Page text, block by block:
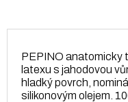
PEPINO anatomicky
latexu s jahodovou
hladký povrch,
silikonovým olejem.